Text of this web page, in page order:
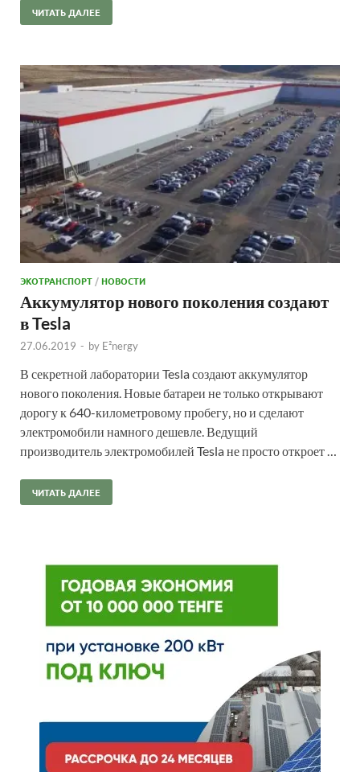
ЧИТАТЬ ДАЛЕЕ
ЭКОТРАНСПОРТ /НОВОСТИ
Аккумулятор нового поколения создают
в Tesla
27.06.2019 - by E²nergy
В секретной лаборатории Tesla создают аккумулятор
нового поколения. Новые батареи не только открывают
дорогу к 640-километровому пробегу, но и сделают
электромобили намного дешевле. Ведущий
производитель электромобилей Tesla не просто откроет …
ЧИТАТЬ ДАЛЕЕ